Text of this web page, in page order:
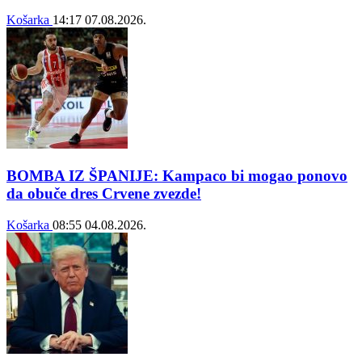
Košarka 14:17 07.08.2026.
BOMBA IZ ŠPANIJE: Kampaco bi mogao ponovo
da obuče dres Crvene zvezde!
Košarka 08:55 04.08.2026.